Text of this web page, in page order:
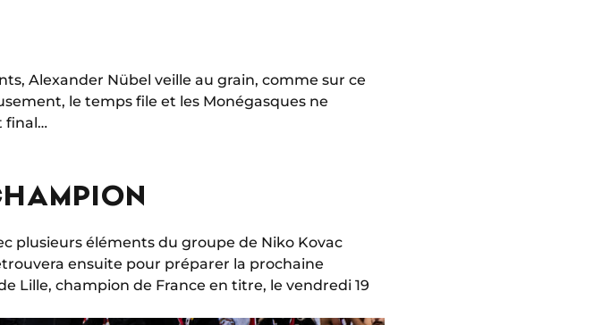
Alexander Nübel veille au grain, comme sur ce
le temps file et les Monégasques ne
final…
plusieurs éléments du groupe de Niko Kovac
ensuite pour préparer la prochaine
Lille, champion de France en titre, le vendredi 19